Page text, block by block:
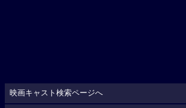
映画キャスト検索ページへ